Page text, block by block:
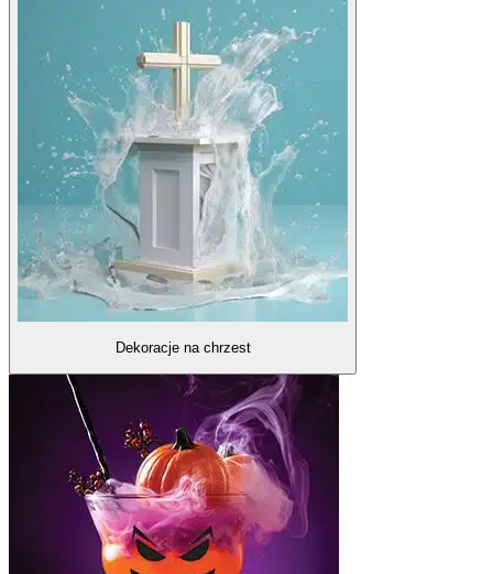
Dekoracje na chrzest